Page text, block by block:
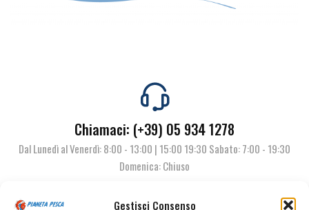
Gestisci Consenso
Chiamaci: (+39) 05 934 1278
Dal Lunedì al Venerdì: 8:00 - 13:00 | 15:00 19:30 Sabato: 7:00 - 19:30
Domenica: Chiuso